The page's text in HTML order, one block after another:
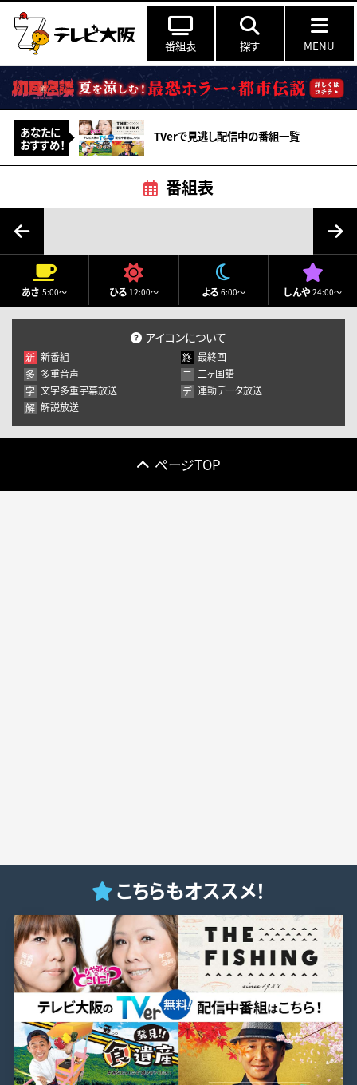
番組表 探す MENU
あなたに
おすすめ！
TVerで見逃し配信中の番組一覧
番組表
8月
月 水 金 日
27 28 29 30 31 1 2
5 6 7
10 13 14
17 18 20 21
24 25
31 1 2 3 4 5 6
あさ 5:00～ ひる 12:00～ よる 6:00～ しんや 24:00～
アイコンについて
新 新番組 終 最終回
多 多重音声 二 二ヶ国語
字 文字多重字幕放送 デ 連動データ放送
解 解説放送
ページTOP
こちらもオススメ！